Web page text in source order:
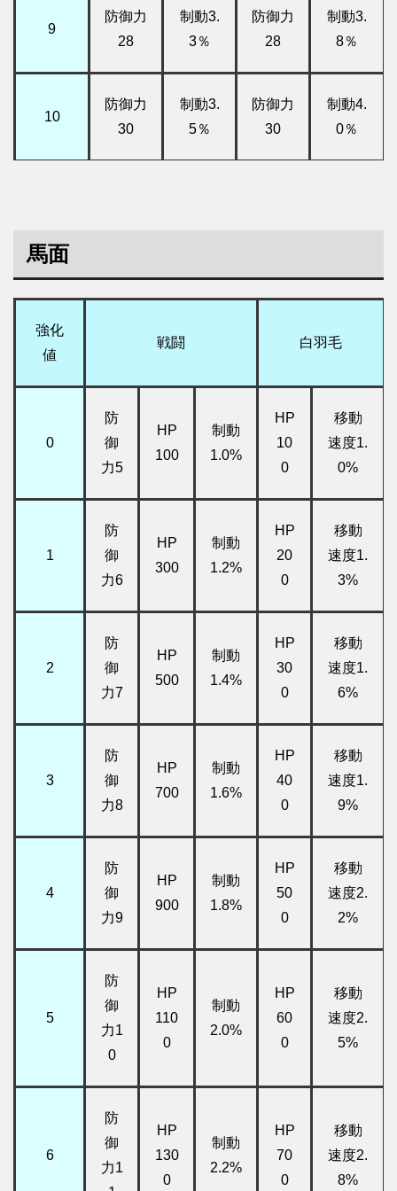
9
防御力
28
制動3.
3％
防御力
28
制動3.
8％
10
防御力
30
制動3.
5％
防御力
30
制動4.
0％
馬面
強化
値
戦闘 白羽毛
0
防
御
力5
HP
100
制動
1.0%
HP
10
0
移動
速度1.
0%
1
防
御
力6
HP
300
制動
1.2%
HP
20
0
移動
速度1.
3%
2
防
御
力7
HP
500
制動
1.4%
HP
30
0
移動
速度1.
6%
3
防
御
力8
HP
700
制動
1.6%
HP
40
0
移動
速度1.
9%
4
防
御
力9
HP
900
制動
1.8%
HP
50
0
移動
速度2.
2%
5
防
御
力1
0
HP
110
0
制動
2.0%
HP
60
0
移動
速度2.
5%
6
防
御
力1
HP
130
0
制動
2.2%
HP
70
0
移動
速度2.
8%